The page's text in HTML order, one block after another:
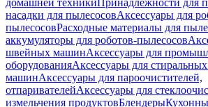
домашней техникиПринадлежности для
насадки для пылесосовАксессуары для
пылесосовРасходные материалы для
аккумуляторы для роботов-пылесосов
швейных машинАксессуары для
оборудованияАксессуары для
машинАксессуары для пароочистителей,
отпаривателейАксессуары для
измельчения продуктовБлендеры